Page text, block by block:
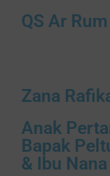
QS Ar
Zana
Anak
Bapak
& Ibu